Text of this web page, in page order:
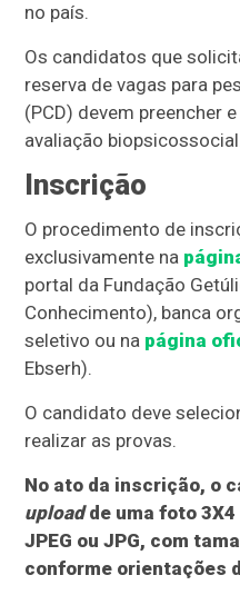
no país.
Os candidatos que
reserva de vagas para
(PCD) devem preencher
avaliação
Inscrição
O procedimento de
exclusivamente na
portal da Fundação
Conhecimento), banca
seletivo ou na página
Ebserh).
O candidato deve
realizar as provas.
No ato da inscrição, o
uploadde uma foto
JPEG ou JPG, com
conforme orientações